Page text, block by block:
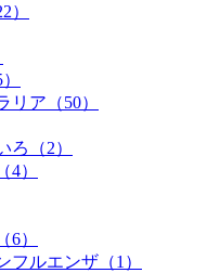
ア（50）
（2）
）
）
ルエンザ（1）